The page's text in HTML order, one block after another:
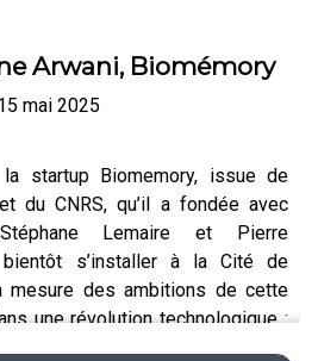
Arwani, Biomémory
mai 2025
startup Biomemory, issue de
du CNRS, qu’il a fondée avec
Lemaire et Pierre
bientôt s’installer à la Cité de
mesure des ambitions de cette
une révolution technologique :
moléculaire est une